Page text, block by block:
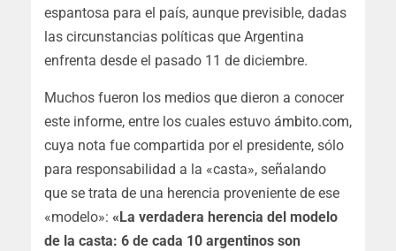
espantosa para el país, aunque previsible, dadas
las circunstancias políticas que Argentina
enfrenta desde el pasado 11 de diciembre.
Muchos fueron los medios que dieron a conocer
este informe, entre los cuales estuvo ámbito.com,
cuya nota fue compartida por el presidente, sólo
para responsabilidad a la «casta», señalando
que se trata de una herencia proveniente de ese
«modelo»: «La verdadera herencia del modelo
de la casta: 6 de cada 10 argentinos son